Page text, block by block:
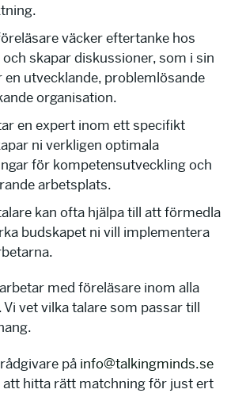
väcker eftertanke hos
skapar diskussioner, som i sin
utvecklande, problemlösande
organisation.
en expert inom ett specifikt
ni verkligen optimala
för kompetensutveckling och
arbetsplats.
kan ofta hjälpa till att förmedla
budskapet ni vill implementera
med föreläsare inom alla
vet vilka talare som passar till
på info@talkingminds.se
att hitta rätt matchning för just ert